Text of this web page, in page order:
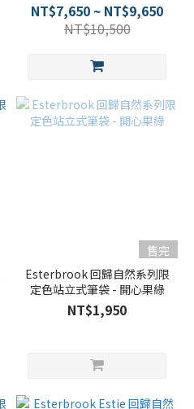
NT$7,650 ~ NT$9,650
NT$10,500
售完
Esterbrook 回歸自然系列限
定色站立式筆袋 - 開心果綠
NT$1,950